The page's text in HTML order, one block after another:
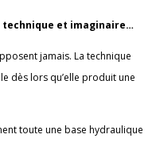
technique et imaginaire…
jamais. La technique
dès lors qu’elle produit une
toute une base hydraulique